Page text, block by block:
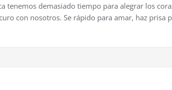
tenemos demasiado tiempo para alegrar los
con nosotros. Se rápido para amar, haz prisa